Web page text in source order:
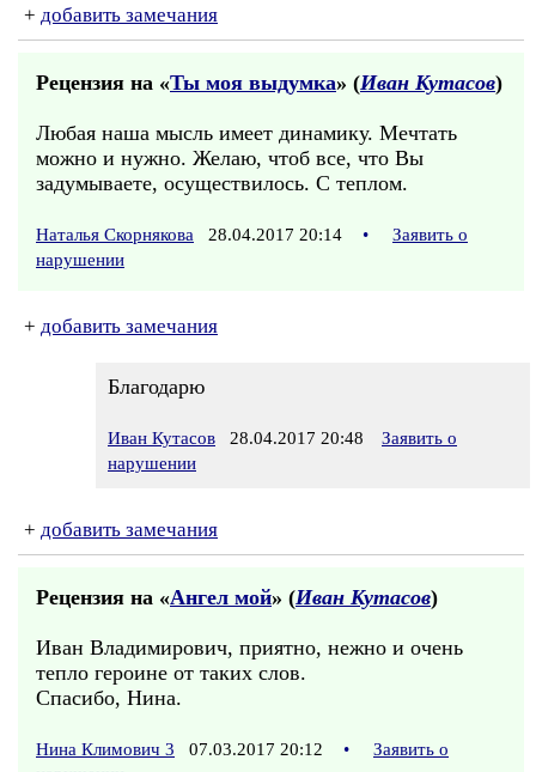
+ добавить замечания
Рецензия на «Ты моя выдумка» (Иван Кутасов)
Любая наша мысль имеет динамику. Мечтать
можно и нужно. Желаю, чтоб все, что Вы
задумываете, осуществилось. С теплом.
Наталья Скорнякова 28.04.2017 20:14 •
Заявить о
нарушении
+ добавить замечания
Благодарю
Иван Кутасов 28.04.2017 20:48
Заявить о
нарушении
+ добавить замечания
Рецензия на «Ангел мой» (Иван Кутасов)
Иван Владимирович, приятно, нежно и очень
тепло героине от таких слов.
Спасибо, Нина.
Нина Климович 3 07.03.2017 20:12 •
Заявить о